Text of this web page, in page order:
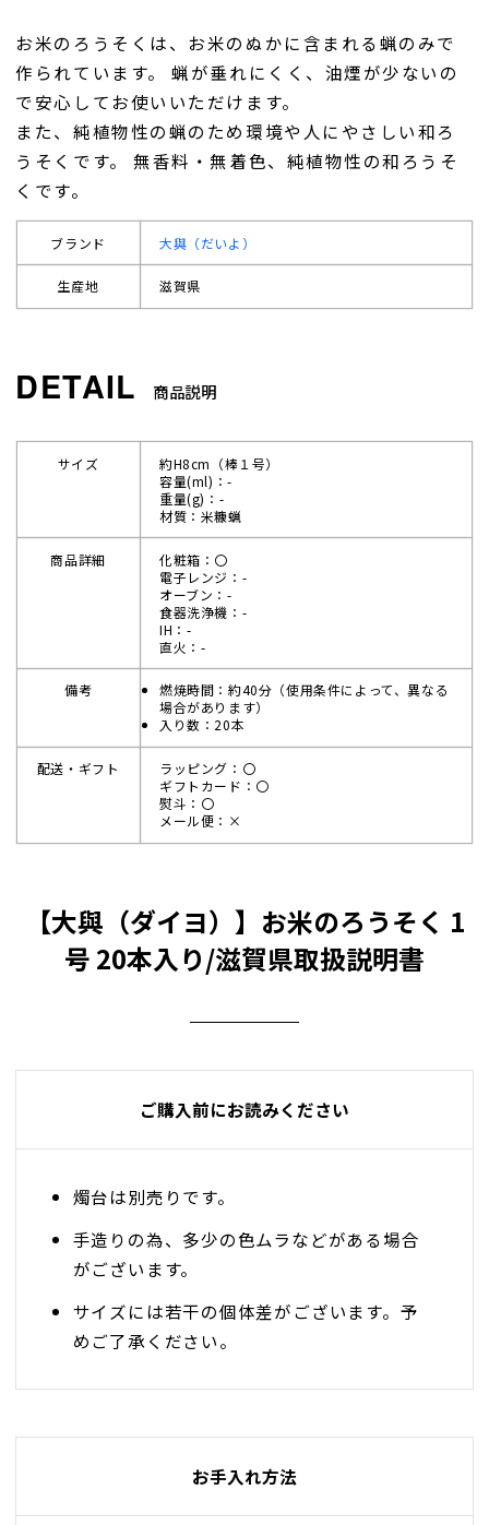
お米のろうそくは、お米のぬかに含まれる蝋のみで
作られています。 蝋が垂れにくく、油煙が少ないの
で安心してお使いいただけます。
また、純植物性の蝋のため環境や人にやさしい和ろ
うそくです。 無香料・無着色、純植物性の和ろうそ
くです。
ブランド 大與（だいよ）
生産地 滋賀県
商品説明
サイズ
約H8cm（棒１号）
容量(ml)：-
重量(g)：-
材質：米糠蝋
商品詳細
化粧箱：〇
電子レンジ：-
オーブン：-
食器洗浄機：-
IH：-
直火：-
備考
燃焼時間：約40分（使用条件によって、異なる
場合があります）
入り数：20本
配送・ギフト
ラッピング：〇
ギフトカード：〇
熨斗：〇
メール便：×
【大與（ダイヨ）】お米のろうそく 1
号 20本入り/滋賀県取扱説明書
ご購入前にお読みください
燭台は別売りです。
手造りの為、多少の色ムラなどがある場合
がございます。
サイズには若干の個体差がございます。予
めご了承ください。
お手入れ方法